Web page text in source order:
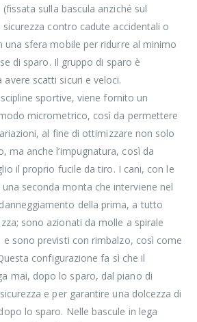
sulla bascula anziché sul
contro cadute accidentali o
una sfera mobile per ridurre al minimo
di sparo. Il gruppo di sparo è
scatti sicuri e veloci.
sportive, viene fornito un
micrometrico, così da permettere
al fine di ottimizzare non solo
ma anche l’impugnatura, così da
il proprio fucile da tiro. I cani, con le
seconda monta che interviene nel
della prima, a tutto
sono azionati da molle a spirale
sono previsti con rimbalzo, così come
configurazione fa sì che il
mai, dopo lo sparo, dal piano di
e per garantire una dolcezza di
lo sparo. Nelle bascule in lega